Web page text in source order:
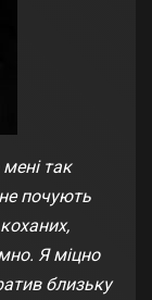
так
почують
Я міцно
близьку